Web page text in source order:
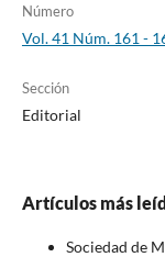
Número
Vol. 41 Núm. 161 -
Sección
Editorial
Artículos más
Sociedad de